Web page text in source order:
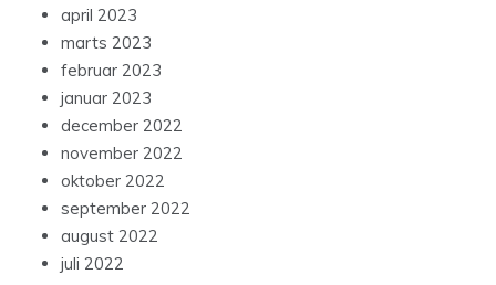
april 2023
marts 2023
februar 2023
januar 2023
december 2022
november 2022
oktober 2022
september 2022
august 2022
juli 2022